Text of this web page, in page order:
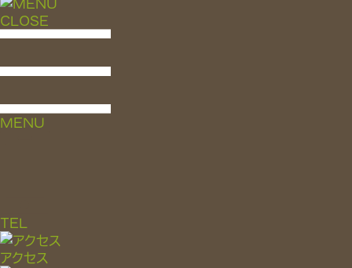
CLOSE
MENU
TEL
アクセス